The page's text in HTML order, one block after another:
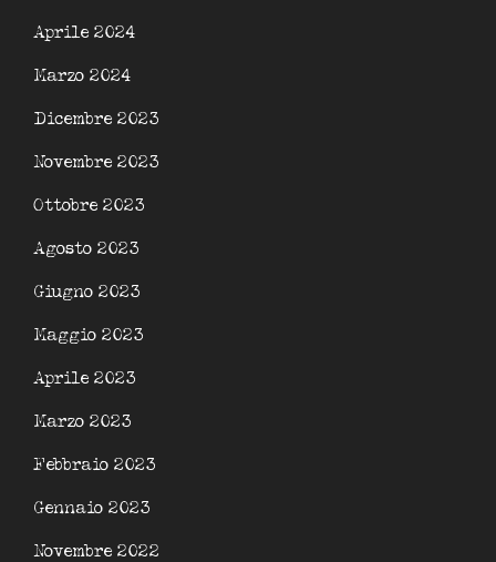
Aprile 2024
Marzo 2024
Dicembre 2023
Novembre 2023
Ottobre 2023
Agosto 2023
Giugno 2023
Maggio 2023
Aprile 2023
Marzo 2023
Febbraio 2023
Gennaio 2023
Novembre 2022